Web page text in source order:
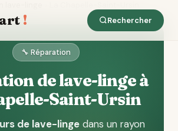
! Rechercher
🔧 Réparation
de lave-linge à
Saint-Ursin
de lave-linge dans un rayon